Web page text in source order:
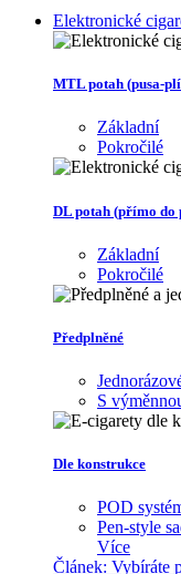
Elektronické
MTL potah (pusa-
Základní
Pokročilé
DL potah (přímo do
Základní
Pokročilé
Předplněné
S
Dle konstrukce
POD
Pen-style
Více
Článek: Vybíráte